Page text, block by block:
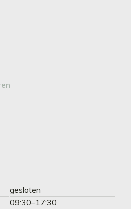
gesloten
09:30–17:30